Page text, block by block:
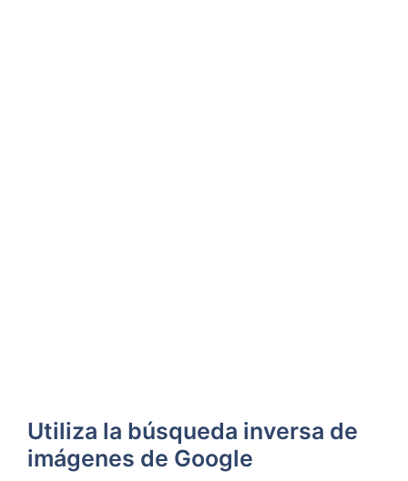
Utiliza la​ búsqueda inversa de​
imágenes de Google